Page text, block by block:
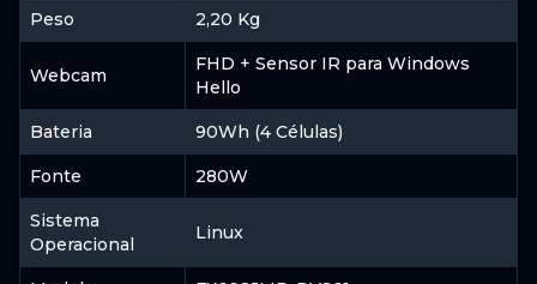
Peso 2,20 Kg
Webcam
FHD + Sensor IR para Windows
Hello
Bateria 90Wh (4 Células)
Fonte 280W
Sistema
Operacional
Linux